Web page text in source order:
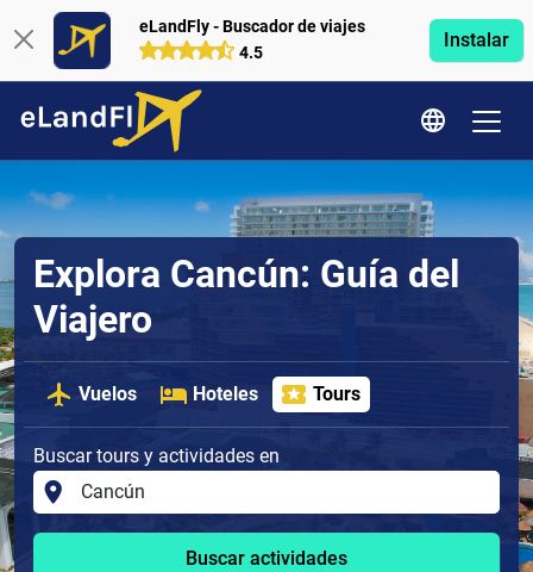
eLandFly - Buscador de viajes
4.5
Instalar
Explora Cancún: Guía del
Viajero
Vuelos Hoteles Tours
Buscar tours y actividades en
Buscar actividades